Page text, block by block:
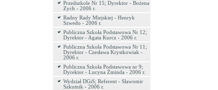
Przedszkole Nr 15; Dyrektor - Bożena
Zych - 2006 r.
Radny Rady Miejskiej - Henryk
Szwedo - 2006 r.
Publiczna Szkoła Podstawowa Nr 12;
Dyrektor - Agata Kurcz - 2006 r.
Publiczna Szkoła Podstawowa Nr 11;
Dyrektor - Czesława Krystkowiak -
2006 r.
Publiczna Szkoła Podstawowa nr 9;
Dyrektor - Lucyna Żminda - 2006 r.
Wydział DGiS; Referent - Sławomir
Szkutnik - 2006 r.